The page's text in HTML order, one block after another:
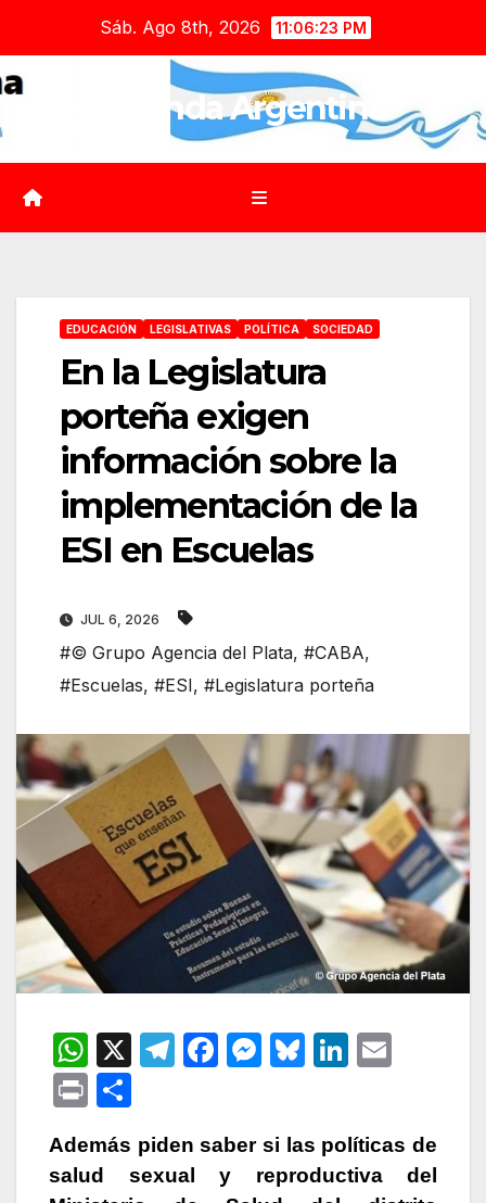
contenido
Sáb. Ago 8th, 2026 11:06:25 PM
Agenda Argentina
EDUCACIÓN LEGISLATIVAS POLÍTICA SOCIEDAD
En la Legislatura
porteña exigen
información sobre la
implementación de la
ESI en Escuelas
JUL 6, 2026
#© Grupo Agencia del Plata, #CABA,
#Escuelas, #ESI, #Legislatura porteña
W
h
at
s
A
X
T
gr
a
F
e
b
M
s
e
Bl
s
k
Li
e
dI
P
nt m
p
Además piden saber si las políticas de
salud sexual y reproductiva del